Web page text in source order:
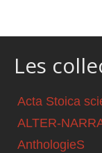
Les
Acta Stoica
ALTER-
AnthologieS